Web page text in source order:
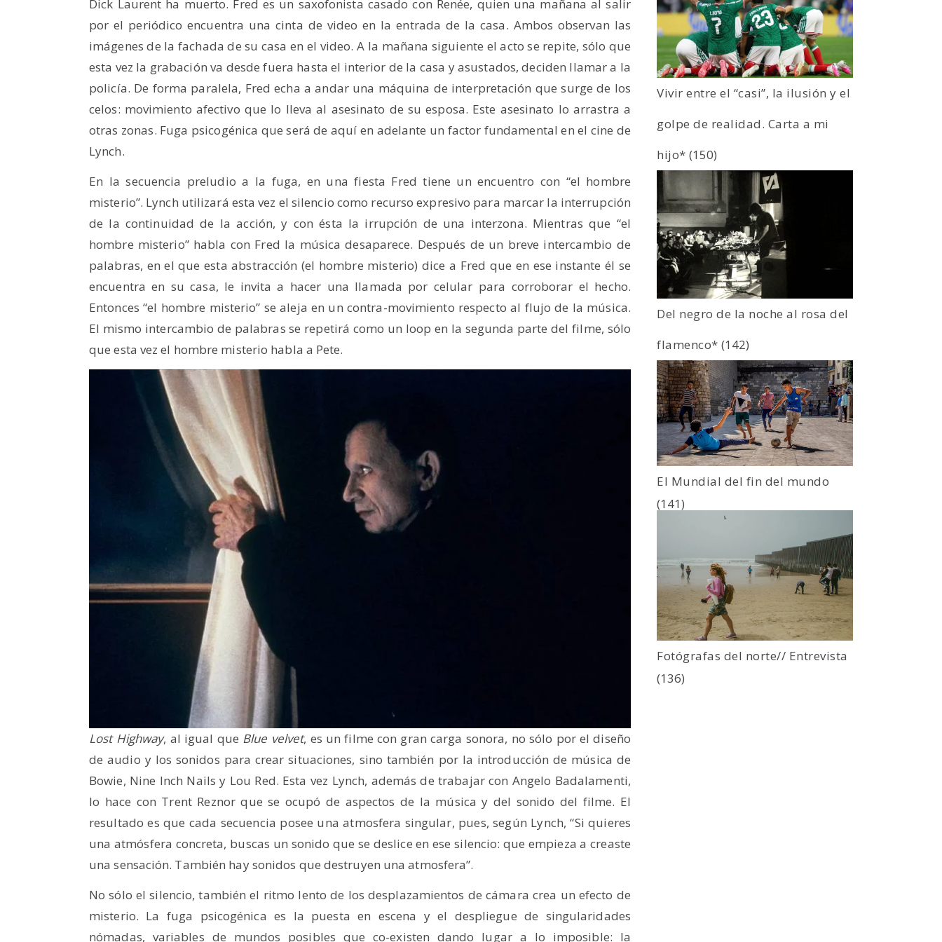
Dick Laurent ha muerto. Fred es un saxofonista casado con Renée, quien una mañana al salir
por el periódico encuentra una cinta de video en la entrada de la casa. Ambos observan las
imágenes de la fachada de su casa en el video. A la mañana siguiente el acto se repite, sólo que
esta vez la grabación va desde fuera hasta el interior de la casa y asustados, deciden llamar a la
policía. De forma paralela, Fred echa a andar una máquina de interpretación que surge de los
celos: movimiento afectivo que lo lleva al asesinato de su esposa. Este asesinato lo arrastra a
otras zonas. Fuga psicogénica que será de aquí en adelante un factor fundamental en el cine de
Lynch.
En la secuencia preludio a la fuga, en una fiesta Fred tiene un encuentro con “el hombre
misterio”. Lynch utilizará esta vez el silencio como recurso expresivo para marcar la interrupción
de la continuidad de la acción, y con ésta la irrupción de una interzona. Mientras que “el
hombre misterio” habla con Fred la música desaparece. Después de un breve intercambio de
palabras, en el que esta abstracción (el hombre misterio) dice a Fred que en ese instante él se
encuentra en su casa, le invita a hacer una llamada por celular para corroborar el hecho.
Entonces “el hombre misterio” se aleja en un contra-movimiento respecto al flujo de la música.
El mismo intercambio de palabras se repetirá como un loop en la segunda parte del filme, sólo
que esta vez el hombre misterio habla a Pete.
Lost Highway, al igual que Blue velvet, es un filme con gran carga sonora, no sólo por el diseño
de audio y los sonidos para crear situaciones, sino también por la introducción de música de
Bowie, Nine Inch Nails y Lou Red. Esta vez Lynch, además de trabajar con Angelo Badalamenti,
lo hace con Trent Reznor que se ocupó de aspectos de la música y del sonido del filme. El
resultado es que cada secuencia posee una atmosfera singular, pues, según Lynch, “Si quieres
una atmósfera concreta, buscas un sonido que se deslice en ese silencio: que empieza a creaste
una sensación. También hay sonidos que destruyen una atmosfera”.
No sólo el silencio, también el ritmo lento de los desplazamientos de cámara crea un efecto de
misterio. La fuga psicogénica es la puesta en escena y el despliegue de singularidades
nómadas, variables de mundos posibles que co-existen dando lugar a lo imposible: la
Vivir entre el “casi”, la ilusión y el
golpe de realidad. Carta a mi
hijo* (150)
Del negro de la noche al rosa del
flamenco* (142)
El Mundial del fin del mundo
(141)
Fotógrafas del norte// Entrevista
(136)